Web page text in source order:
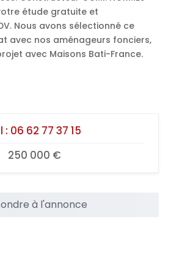
étude gratuite et
Nous avons sélectionné ce
avec nos aménageurs fonciers,
avec Maisons Bati-France.
: 06 62 77 37 15
250 000 €
à l'annonce